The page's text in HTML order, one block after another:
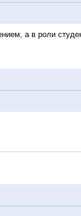
а в роли